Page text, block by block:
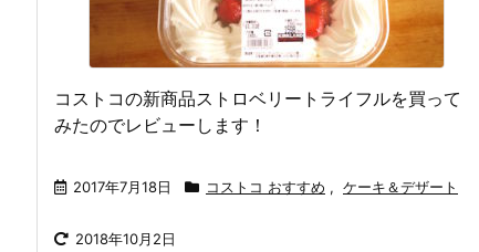
コストコの新商品ストロベリートライフルを買って
みたのでレビューします！
2017年7月18日 コストコ おすすめ , ケーキ＆デザート
2018年10月2日